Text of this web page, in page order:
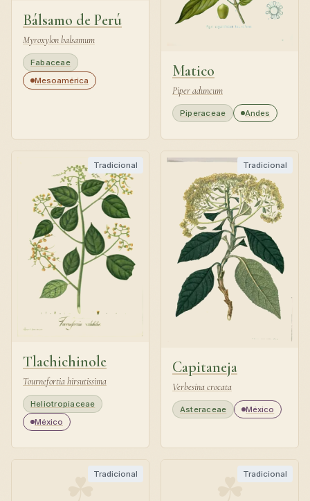
Bálsamo de Perú
Myroxylon balsamum
Fabaceae
Mesoamérica
Matico
Piper aduncum
Piperaceae Andes
Tradicional
Tlachichinole
Tournefortia hirsutissima
Heliotropiaceae
México
Tradicional
Capitaneja
Verbesina crocata
Asteraceae México
Tradicional
☘ Tradicional
☘